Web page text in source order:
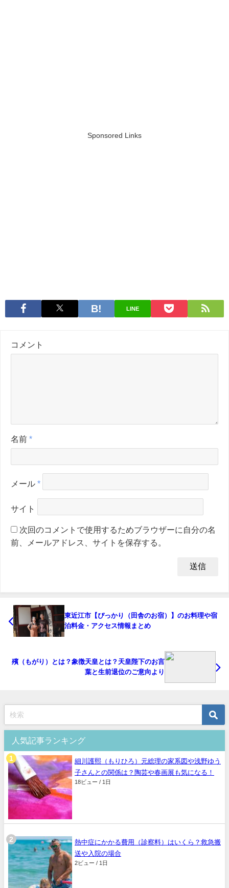
Sponsored Links
LINE
コメント
名前 *
メール *
サイト
次回のコメントで使用するためブラウザーに自分の名
前、メールアドレス、サイトを保存する。
東近江市【ぴっかり（田舎のお宿）】のお料理や宿
泊料金・アクセス情報まとめ
殯（もがり）とは？象徴天皇とは？天皇陛下のお言
葉と生前退位のご意向より
人気記事ランキング
細川護熙（もりひろ）元総理の家系図や浅野ゆう
子さんとの関係は？陶芸や春画展も気になる！
18ビュー / 1日
熱中症にかかる費用（診察料）はいくら？救急搬
送や入院の場合
2ビュー / 1日